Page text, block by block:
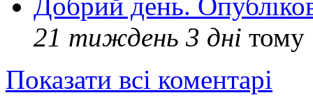
21 тиждень 3 дні тому
Показати всі коментарі